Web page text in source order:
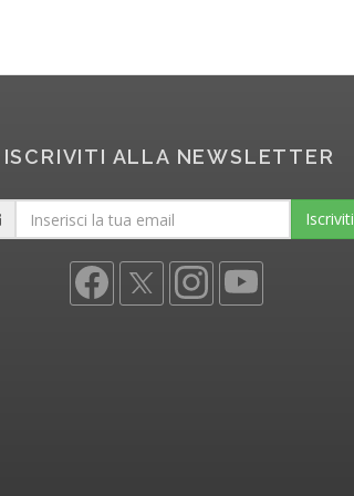
ISCRIVITI ALLA NEWSLETTER
Iscriviti